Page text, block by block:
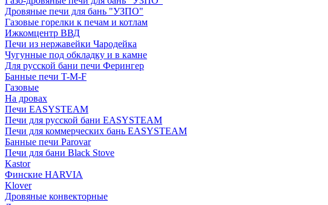
Дровяные печи для бань "УЗПО"
Газовые горелки к печам и котлам
Ижкомцентр ВВД
Печи из нержавейки Чародейка
Чугунные под обкладку и в камне
Для русской бани печи Ферингер
Банные печи T-M-F
Газовые
На дровах
Печи EASYSTEAM
Печи для русской бани EASYSTEAM
Печи для коммерческих бань EASYSTEAM
Банные печи Parovar
Печи для бани Black Stove
Kastor
Финские HARVIA
Klover
Дровяные конвекторные